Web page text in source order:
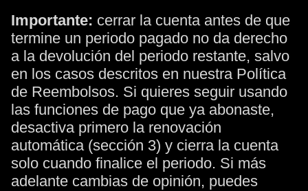
Importante: cerrar la cuenta antes de que
termine un periodo pagado no da derecho
a la devolución del periodo restante, salvo
en los casos descritos en nuestra Política
de Reembolsos. Si quieres seguir usando
las funciones de pago que ya abonaste,
desactiva primero la renovación
automática (sección 3) y cierra la cuenta
solo cuando finalice el periodo. Si más
adelante cambias de opinión, puedes